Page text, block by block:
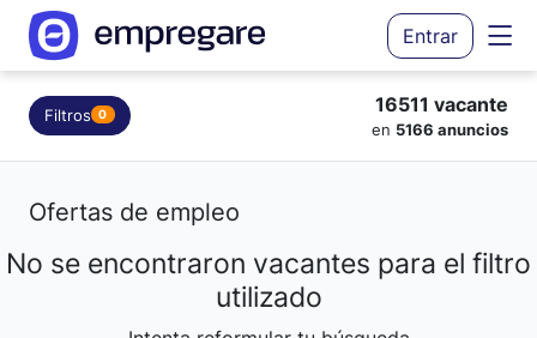
Entrar
Filtros 0 16511 vacante
en 5166 anuncios
Ofertas de empleo
Cargando resultados...
No se encontraron vacantes para el filtro
utilizado